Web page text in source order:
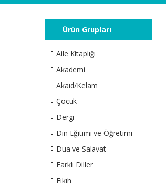
Ürün Grupları
Aile Kitaplığı
Akademi
Akaid/Kelam
Çocuk
Dergi
Din Eğitimi ve Öğretimi
Dua ve Salavat
Farklı Diller
Fıkıh